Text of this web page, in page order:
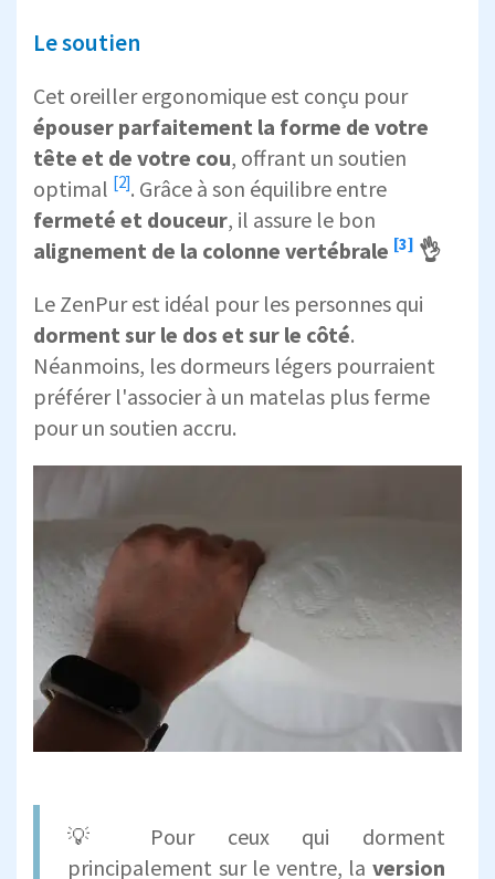
Le soutien
Cet oreiller ergonomique est conçu pour
épouser parfaitement la forme de votre
tête et de votre cou, offrant un soutien
optimal [2]. Grâce à son équilibre entre
fermeté et douceur, il assure le bon
alignement de la colonne vertébrale [3] 👌
Le ZenPur est idéal pour les personnes qui
dorment sur le dos et sur le côté.
Néanmoins, les dormeurs légers pourraient
préférer l'associer à un matelas plus ferme
pour un soutien accru.
💡 Pour ceux qui dorment
principalement sur le ventre, la version